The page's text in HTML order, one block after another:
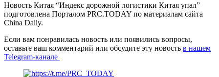
Новость Китая “Индекс дорожной логистики Китая упал”
подготовлена Порталом PRC.TODAY по материалам сайта
China Daily.
Если вам понравилась новость или появились вопросы,
оставьте ваш комментарий или обсудите эту новость в нашем
Telegram-канале